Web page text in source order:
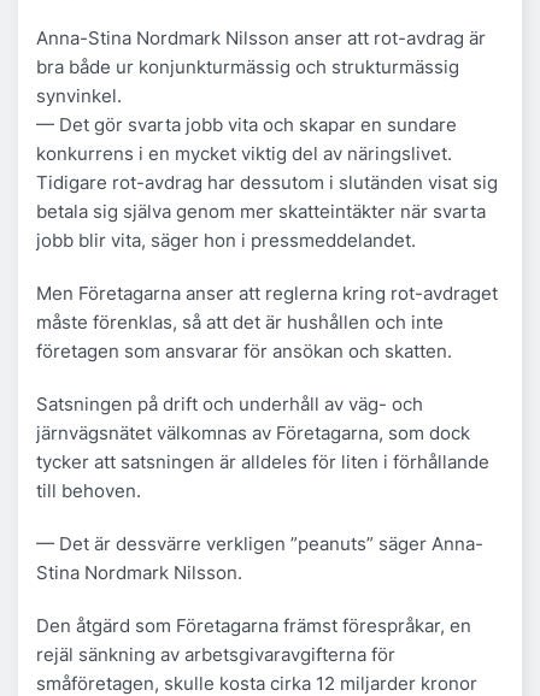
Anna-Stina Nordmark Nilsson anser att rot-avdrag är
bra både ur konjunkturmässig och strukturmässig
synvinkel.
— Det gör svarta jobb vita och skapar en sundare
konkurrens i en mycket viktig del av näringslivet.
Tidigare rot-avdrag har dessutom i slutänden visat sig
betala sig själva genom mer skatteintäkter när svarta
jobb blir vita, säger hon i pressmeddelandet.
Men Företagarna anser att reglerna kring rot-avdraget
måste förenklas, så att det är hushållen och inte
företagen som ansvarar för ansökan och skatten.
Satsningen på drift och underhåll av väg- och
järnvägsnätet välkomnas av Företagarna, som dock
tycker att satsningen är alldeles för liten i förhållande
till behoven.
— Det är dessvärre verkligen ”peanuts” säger Anna-
Stina Nordmark Nilsson.
Den åtgärd som Företagarna främst förespråkar, en
rejäl sänkning av arbetsgivaravgifterna för
småföretagen, skulle kosta cirka 12 miljarder kronor